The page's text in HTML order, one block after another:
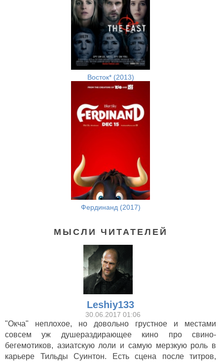
Восток* (2013)
Фердинанд (2017)
МЫСЛИ ЧИТАТЕЛЕЙ
Leshiy133
30.06.2017 01:06
"Окча" неплохое, но довольно грустное и местами
совсем уж душераздирающее кино про свино-
бегемотиков, азиатскую лоли и самую мерзкую роль в
карьере Тильды Суинтон. Есть сцена после титров,